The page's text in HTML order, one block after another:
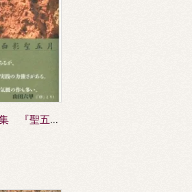
善野行 第一句集 『聖五月』